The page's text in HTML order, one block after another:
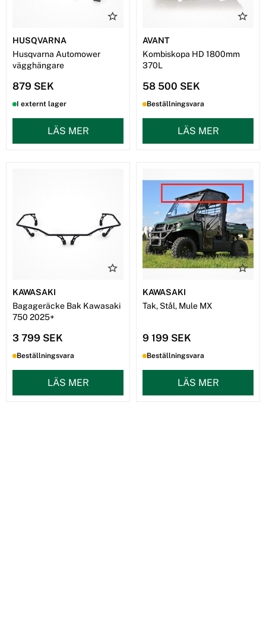
HUSQVARNA
Husqvarna Automower
vägghängare
879 SEK
I externt lager
LÄS MER
AVANT
Kombiskopa HD 1800mm
370L
58 500 SEK
Beställningsvara
LÄS MER
KAWASAKI
Bagageräcke Bak Kawasaki
750 2025+
3 799 SEK
Beställningsvara
LÄS MER
KAWASAKI
Tak, Stål, Mule MX
9 199 SEK
Beställningsvara
LÄS MER